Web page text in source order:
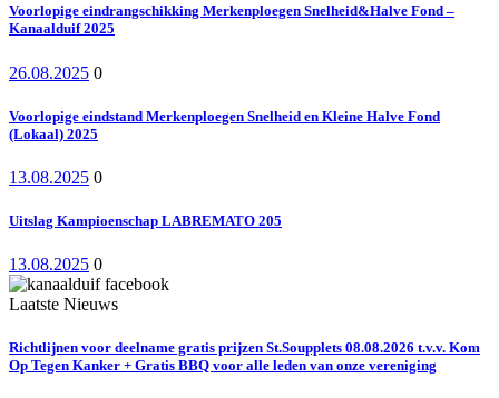
Voorlopige eindrangschikking Merkenploegen Snelheid&Halve Fond –
Kanaalduif 2025
26.08.2025 0
Voorlopige eindstand Merkenploegen Snelheid en Kleine Halve Fond
(Lokaal) 2025
13.08.2025 0
Uitslag Kampioenschap LABREMATO 205
13.08.2025 0
Laatste Nieuws
Richtlijnen voor deelname gratis prijzen St.Soupplets 08.08.2026 t.v.v. Kom
Op Tegen Kanker + Gratis BBQ voor alle leden van onze vereniging